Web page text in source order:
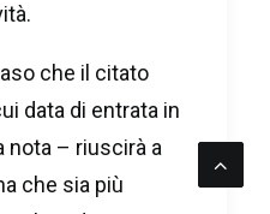
che il citato
data di entrata in
nota – riuscirà a
che sia più